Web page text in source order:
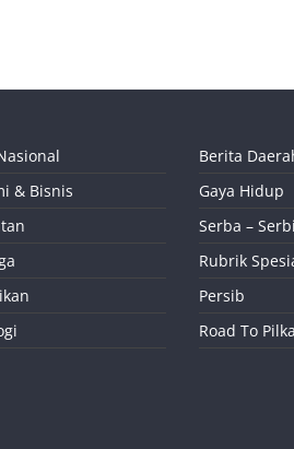
& Bisnis
Berita
Gaya Hidup
Serba – Serbi
Rubrik
Persib
Road To